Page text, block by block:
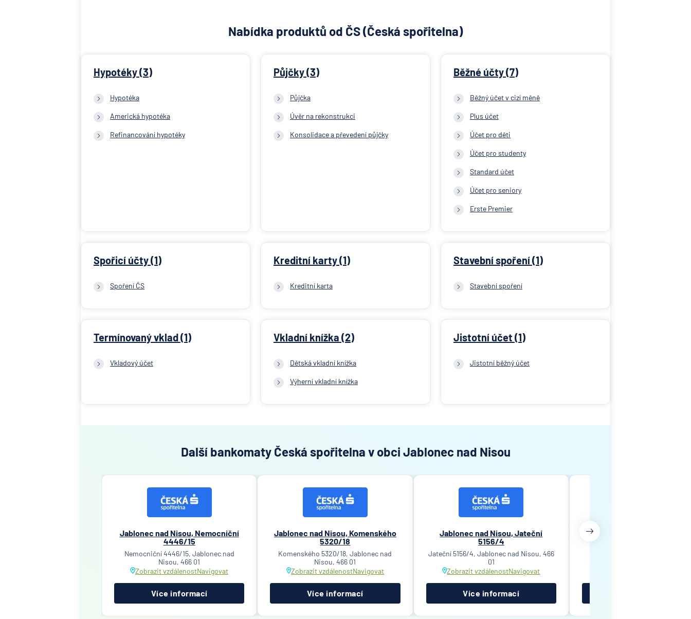
Nabídka produktů od ČS (Česká spořitelna)
Hypotéky (3)
Hypotéka
Americká hypotéka
Refinancování hypotéky
Půjčky (3)
Půjčka
Úvěr na rekonstrukci
Konsolidace a převedení půjčky
Běžné účty (7)
Běžný účet v cizí měně
Plus účet
Účet pro děti
Účet pro studenty
Standard účet
Účet pro seniory
Erste Premier
Spořicí účty (1)
Spoření ČS
Kreditní karty (1)
Kreditní karta
Stavební spoření (1)
Stavební spoření
Termínovaný vklad (1)
Vkladový účet
Vkladní knížka (2)
Dětská vkladní knížka
Výherní vkladní knížka
Jistotní účet (1)
Jistotní běžný účet
Další bankomaty Česká spořitelna v obci Jablonec nad Nisou
Jablonec nad Nisou, Nemocniční
4446/15
Nemocniční 4446/15, Jablonec nad
Nisou, 466 01
Zobrazit vzdálenostNavigovat
Více informací
Jablonec nad Nisou, Komenského
5320/18
Komenského 5320/18, Jablonec nad
Nisou, 466 01
Zobrazit vzdálenostNavigovat
Více informací
Jablonec nad Nisou, Jateční
5156/4
Jateční 5156/4, Jablonec nad Nisou, 466
01
Zobrazit vzdálenostNavigovat
Více informací
Jablonec nad Nisou, Mírové